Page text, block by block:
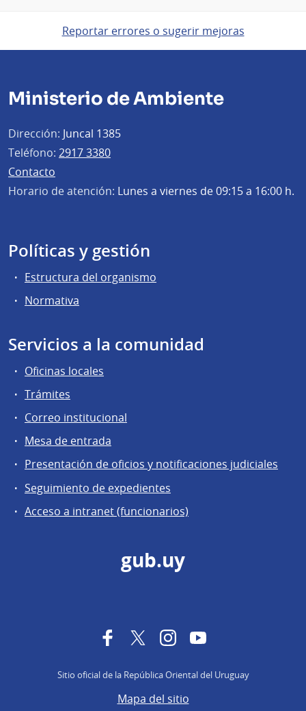
Reportar errores o sugerir mejoras
Ministerio de Ambiente
Dirección: Juncal 1385
Teléfono: 2917 3380
Contacto
Horario de atención: Lunes a viernes de 09:15 a 16:00 h.
Políticas y gestión
Estructura del organismo
Normativa
Servicios a la comunidad
Oficinas locales
Trámites
Correo institucional
Mesa de entrada
Presentación de oficios y notificaciones judiciales
Seguimiento de expedientes
Acceso a intranet (funcionarios)
gub.uy
FacebookTwitterInstagramYouTube
Sitio oficial de la República Oriental del Uruguay
Mapa del sitio